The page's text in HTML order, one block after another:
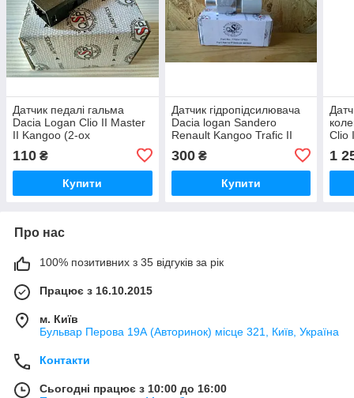
Датчик педалі гальма
Dacia Logan Clio II Master
II Kangoo (2-ох
110 ₴
Купити
Датчик гідропідсилювача
Dacia logan Sandero
Renault Kangoo Trafic II
300₴
Купити
Clio
1
Про нас
100% позитивних з 35 відгуків за рік
Працює з 16.10.2015
м. Київ
Бульвар Перова 19А (Авторинок) місце 321, Київ, Україна
Контакти
Сьогодні працює з 10:00 до 16:00